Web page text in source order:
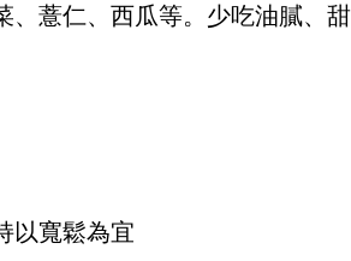
薏仁、西瓜等。少吃油膩、
以寬鬆為宜